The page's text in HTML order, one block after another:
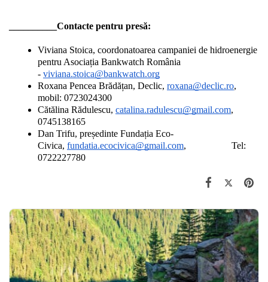
Contacte pentru presă:
Viviana Stoica, coordonatoarea campaniei de hidroenergie
pentru Asociația Bankwatch România
- viviana.stoica@bankwatch.org
Roxana Pencea Brădățan, Declic, roxana@declic.ro,
mobil: 0723024300
Cătălina Rădulescu, catalina.radulescu@gmail.com,
0745138165
Dan Trifu, președinte Fundația Eco-
Civica, fundatia.ecocivica@gmail.com,                   Tel:
0722227780